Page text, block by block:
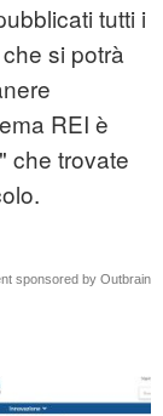
tutti i
si potrà
REI è
che trovate
sponsored by Outbrain